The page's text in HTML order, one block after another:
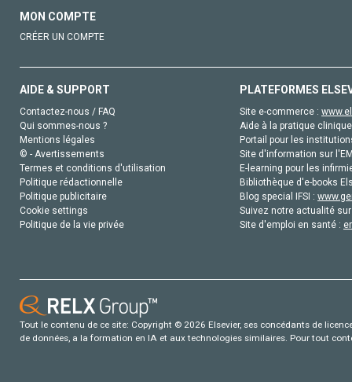
MON COMPTE
CRÉER UN COMPTE
AIDE & SUPPORT
Contactez-nous / FAQ
Qui sommes-nous ?
Mentions légales
© - Avertissements
Termes et conditions d'utilisation
Politique rédactionnelle
Politique publicitaire
Cookie settings
Politique de la vie privée
PLATEFORMES
Site e-commerce :
Aide à la pratique
Portail pour les
Site d'information sur
E-learning pour les
Bibliothèque d'e-books
Blog special IFSI :
Suivez notre actualité
Site d'emploi en santé :
Tout le contenu de ce site: Copyright © 2026 Elsevier, ses concédants de
de données, a la formation en IA et aux technologies similaires. Pour tout